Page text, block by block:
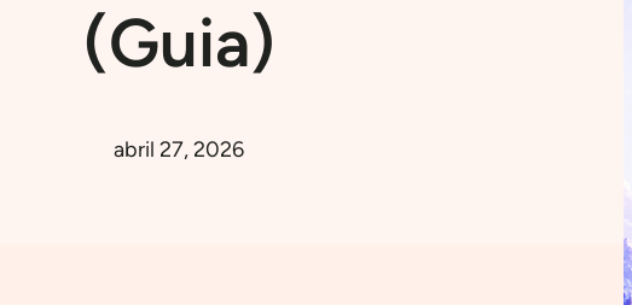
(Guia)
abril 27, 2026